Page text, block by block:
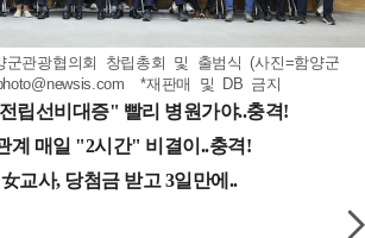
군관광협의회 창립총회 및 출범식 (사진=함양군
*재판매 및 DB 금지